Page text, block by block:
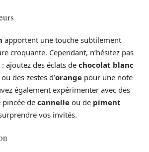
apportent une touche subtilement
croquante. Cependant, n’hésitez pas
ajoutez des éclats de chocolat blanc
des zestes d’orange pour une note
également expérimenter avec des
de cannelle ou de piment
vos invités.